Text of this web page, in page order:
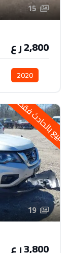
15
2,800 ر ع
2020
بالحادث فقط
19
3,800 ر ع